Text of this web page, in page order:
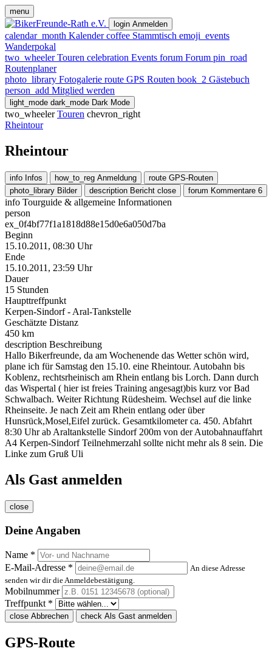
menu
login Anmelden
calendar_month Kalender coffee Stammtisch emoji_events
Wanderpokal
two_wheeler Touren celebration Events forum Forum pin_road
Routenplaner
photo_library Fotogalerie route GPS Routen book_2 Gästebuch
person_add Mitglied werden
light_mode dark_mode Dark Mode
two_wheeler Touren chevron_right
Rheintour
Rheintour
info Infos how_to_reg Anmeldung route GPS-Routen
photo_library Bilder description Bericht close forum Kommentare 6
info Tourguide & allgemeine Informationen
person
ex_0f4bf77f1a1818d88e15d0e6a050d7ba
Beginn
15.10.2011, 08:30 Uhr
Ende
15.10.2011, 23:59 Uhr
Dauer
15 Stunden
Haupttreffpunkt
Kerpen-Sindorf - Aral-Tankstelle
Geschätzte Distanz
450 km
description Beschreibung
Hallo Bikerfreunde, da am Wochenende das Wetter schön wird,
plane ich für Samstag den 15.10. eine Rheintour. Autobahn bis
Koblenz, rechtsrheinisch am Rhein entlang bis Lorch. Dann durch
das Wispertal ( hier ist freies Training angesagt)bis kurz vor Bad
Schwalbach. Weiter Richtung Rüdesheim. Wechsel auf die linke
Rheinseite. Je nach Zeit am Rhein entlang oder über
Hunsrück,Mosel,Eifel zurück. Gesamtkilometer ca. 450. Abfahrt
8:30 Uhr ab Araltankstelle Sindorf 200m von der Autobahnauffahrt
A4 Kerpen-Sindorf Teilnehmerzahl sollte nicht mehr als 8 sein. Die
Linke zum Gruß Uli
Als Gast anmelden
close
Deine Angaben
Name *
E-Mail-Adresse *
An diese Adresse
senden wir dir die Anmeldebestätigung.
Mobilnummer
Treffpunkt *
close Abbrechen check Als Gast anmelden
GPS-Route